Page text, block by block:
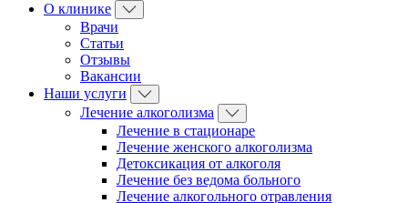
О клинике
Врачи
Статьи
Отзывы
Вакансии
Наши услуги
Лечение алкоголизма
Лечение в стационаре
Лечение женского алкоголизма
Детоксикация от алкоголя
Лечение без ведома больного
Лечение алкогольного отравления